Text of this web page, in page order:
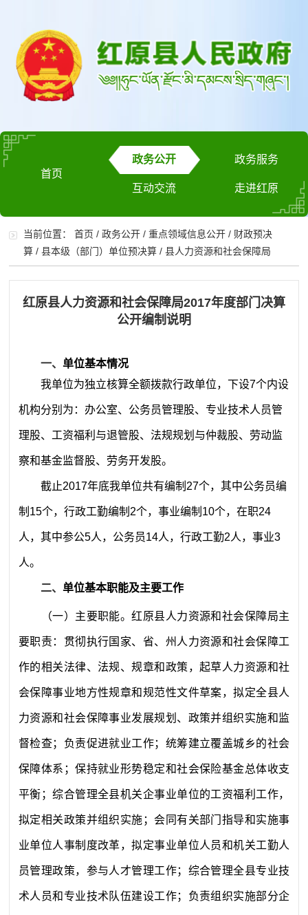
首页
政务公开 政务服务
互动交流 走进红原
当前位置：首页 /政务公开 /重点领域信息公开 / 财政预决
算 /县本级（部门）单位预决算 /县人力资源和社会保障局
红原县人力资源和社会保障局2017年度部门决算
公开编制说明
一、单位基本情况
我单位为独立核算全额拨款行政单位，下设7个内设
机构分别为：办公室、公务员管理股、专业技术人员管
理股、工资福利与退管股、法规规划与仲裁股、劳动监
察和基金监督股、劳务开发股。
截止2017年底我单位共有编制 27个，其中公务员编
制 15个，行政工勤编制 2个，事业编制 10个，在职24
人，其中参公5人，公务员14人，行政工勤2人，事业3
人。
二、单位基本职能及主要工作
（一）主要职能。红原县人力资源和社会保障局主
要职责：贯彻执行国家、省、州人力资源和社会保障工
作的相关法律、法规、规章和政策，起草人力资源和社
会保障事业地方性规章和规范性文件草案，拟定全县人
力资源和社会保障事业发展规划、政策并组织实施和监
督检查；负责促进就业工作；统筹建立覆盖城乡的社会
保障体系；保持就业形势稳定和社会保险基金总体收支
平衡；综合管理全县机关企事业单位的工资福利工作，
拟定相关政策并组织实施；会同有关部门指导和实施事
业单位人事制度改革，拟定事业单位人员和机关工勤人
员管理政策，参与人才管理工作；综合管理全县专业技
术人员和专业技术队伍建设工作；负责组织实施部分企